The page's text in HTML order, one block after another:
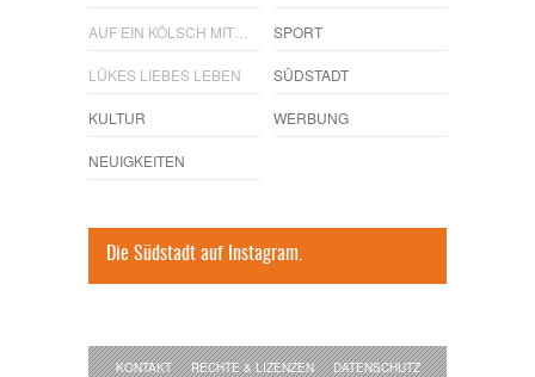
AUF EIN KÖLSCH MIT…
LÜKES LIEBES LEBEN
KULTUR
NEUIGKEITEN
SPORT
SÜDSTADT
WERBUNG
Die Südstadt auf Instagram.
KONTAKT RECHTE & LIZENZEN DATENSCHUTZ